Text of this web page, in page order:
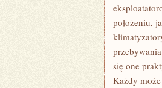
położeniu,
się one
Każdy